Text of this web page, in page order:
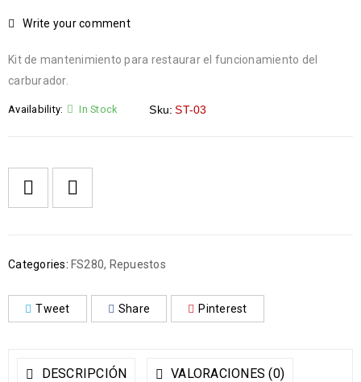
Write your comment
Kit de mantenimiento para restaurar el funcionamiento del
carburador.
Availability: In Stock Sku: ST-03
Categories: FS280, Repuestos
Tweet Share Pinterest
DESCRIPCIÓN VALORACIONES (0)